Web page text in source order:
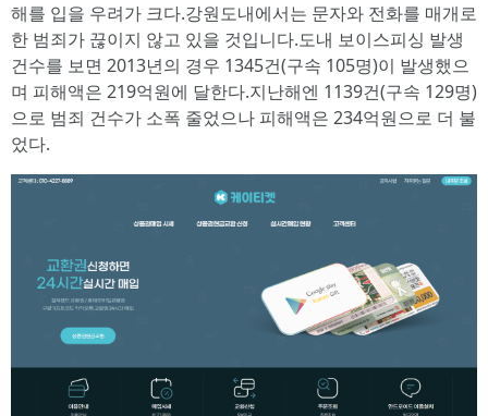
해를 입을 우려가 크다.강원도내에서는 문자와 전화를 매개로
한 범죄가 끊이지 않고 있을 것입니다.도내 보이스피싱 발생
건수를 보면 2013년의 경우 1345건(구속 105명)이 발생했으
며 피해액은 219억원에 달한다.지난해엔 1139건(구속 129명)
으로 범죄 건수가 소폭 줄었으나 피해액은 234억원으로 더 불
었다.